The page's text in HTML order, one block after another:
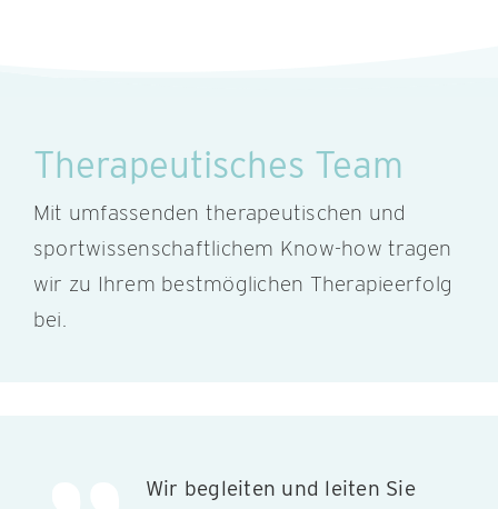
Therapeutisches Team
Mit umfassenden therapeutischen und
sportwissenschaftlichem Know-how tragen
wir zu Ihrem bestmöglichen Therapieerfolg
bei.
Wir begleiten und leiten Sie